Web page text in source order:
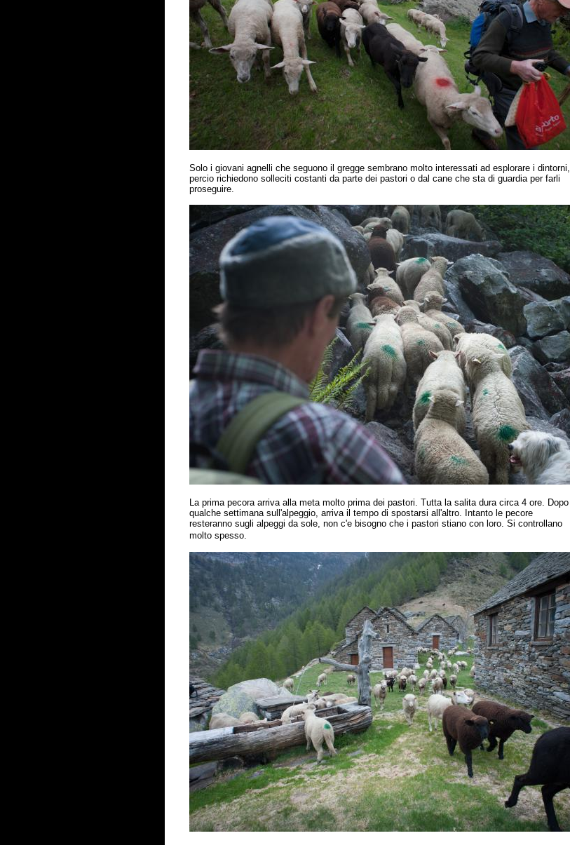
Solo i giovani agnelli che seguono il gregge sembrano molto interessati ad esplorare i dintorni,
percio richiedono solleciti costanti da parte dei pastori o dal cane che sta di guardia per farli
proseguire.
La prima pecora arriva alla meta molto prima dei pastori. Tutta la salita dura circa 4 ore. Dopo
qualche settimana sull'alpeggio, arriva il tempo di spostarsi all'altro. Intanto le pecore
resteranno sugli alpeggi da sole, non c'e bisogno che i pastori stiano con loro. Si controllano
molto spesso.